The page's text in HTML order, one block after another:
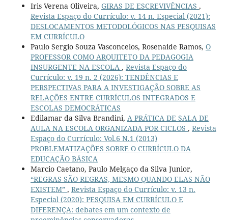
Iris Verena Oliveira, GIRAS DE ESCREVIVÊNCIAS ,
Revista Espaço do Currículo: v. 14 n. Especial (2021):
DESLOCAMENTOS METODOLÓGICOS NAS PESQUISAS
EM CURRÍCULO
Paulo Sergio Souza Vasconcelos, Rosenaide Ramos, O
PROFESSOR COMO ARQUITETO DA PEDAGOGIA
INSURGENTE NA ESCOLA , Revista Espaço do
Currículo: v. 19 n. 2 (2026): TENDÊNCIAS E
PERSPECTIVAS PARA A INVESTIGAÇÃO SOBRE AS
RELAÇÕES ENTRE CURRÍCULOS INTEGRADOS E
ESCOLAS DEMOCRÁTICAS
Edilamar da Silva Brandini, A PRÁTICA DE SALA DE
AULA NA ESCOLA ORGANIZADA POR CICLOS , Revista
Espaço do Currículo: Vol.6 N.1 (2013)
PROBLEMATIZAÇÕES SOBRE O CURRÍCULO DA
EDUCAÇÃO BÁSICA
Marcio Caetano, Paulo Melgaço da Silva Junior,
“REGRAS SÃO REGRAS, MESMO QUANDO ELAS NÃO
EXISTEM” , Revista Espaço do Currículo: v. 13 n.
Especial (2020): PESQUISA EM CURRÍCULO E
DIFERENÇA: debates em um contexto de